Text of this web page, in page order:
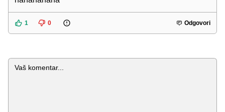
1 0 Odgovori
Komentar